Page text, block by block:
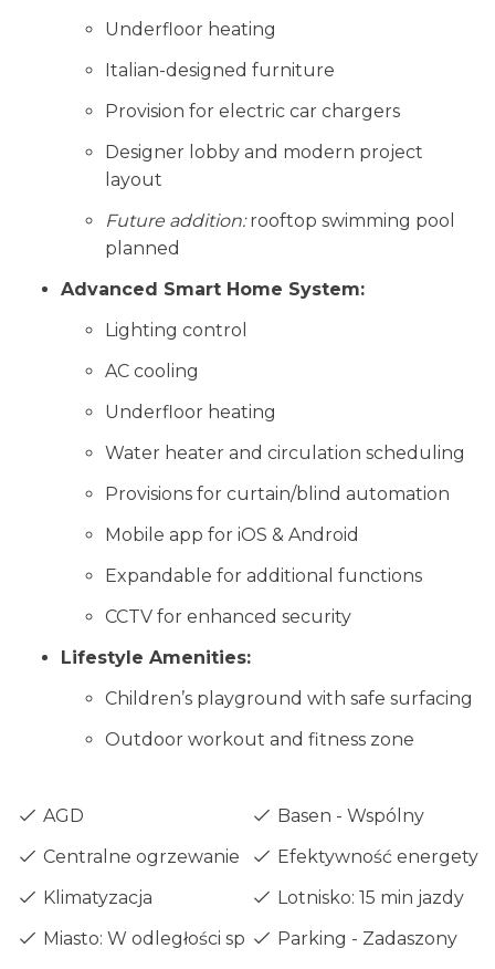
Underfloor heating
Italian-designed furniture
Provision for electric car chargers
Designer lobby and modern project
layout
Future addition:rooftop swimming pool
planned
Advanced Smart Home System:
Lighting control
AC cooling
Underfloor heating
Water heater and circulation scheduling
Provisions for curtain/blind automation
Mobile app for iOS & Android
Expandable for additional functions
CCTV for enhanced security
Lifestyle Amenities:
Children’s playground with safe surfacing
Outdoor workout and fitness zone
AGD
Basen - Wspólny
Centralne ogrzewanie - Podłogowe
Efektywność
Klimatyzacja
Lotnisko: 15 min jazdy
Miasto: W odległości spaceruParking - Zadaszony